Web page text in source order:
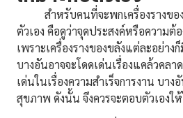
สำหรับคนที่จะพกเครื่องรางของ
ตัวเอง คือดูว่าจุดประสงค์หรือความต้
เพราะเครื่องรางของขลังแต่ละอย่า
บางอันอาจจะโดดเด่นเรื่องแคล้วคล
เด่นในเรื่องความสำเร็จการงาน บาง
สุขภาพ ดังนั้น จึงควรจะตอบตัวเองใ